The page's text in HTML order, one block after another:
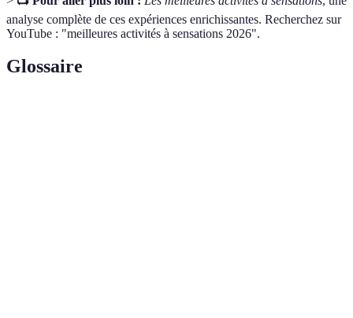
analyse complète de ces expériences enrichissantes. Recherchez sur
YouTube : "meilleures activités à sensations 2026".
Glossaire